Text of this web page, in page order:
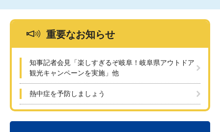
重要なお知らせ
知事記者会見「楽しすぎるぞ岐阜！岐阜県アウトドア
観光キャンペーンを実施」他
熱中症を予防しましょう